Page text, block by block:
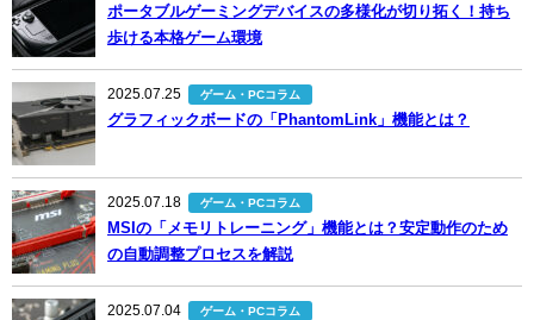
ポータブルゲーミングデバイスの多様化が切り拓く！持ち
歩ける本格ゲーム環境
2025.07.25 ゲーム・PCコラム
グラフィックボードの「PhantomLink」機能とは？
2025.07.18 ゲーム・PCコラム
MSIの「メモリトレーニング」機能とは？安定動作のため
の自動調整プロセスを解説
2025.07.04 ゲーム・PCコラム